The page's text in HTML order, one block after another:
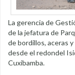
La gerencia de
de la jefatura de
de bordillos, aceras
desde el redondel
Cuxibamba.